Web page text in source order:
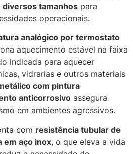
diversos tamanhos para
operacionais.
analógico por termostato
aquecimento estável na faixa
indicada para aquecer
vidrarias e outros materiais
com pintura
anticorrosivo assegura
em ambientes agressivos.
com resistência tubular de
em aço inox, o que eleva a vida